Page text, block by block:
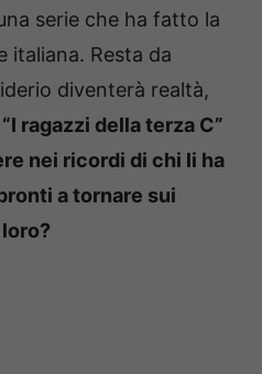
serie che ha fatto la
italiana. Resta da
diventerà realtà,
“I ragazzi della terza C”
nei ricordi di chi li ha
a tornare sui